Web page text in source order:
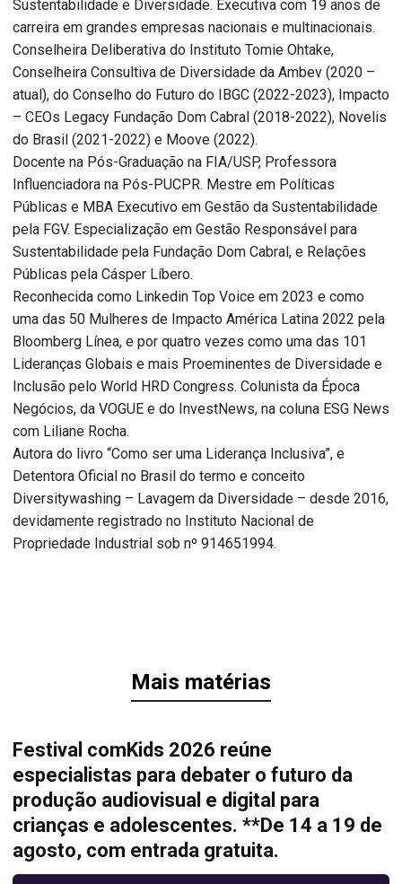
Sustentabilidade e Diversidade. Executiva com 19 anos de
carreira em grandes empresas nacionais e multinacionais.
Conselheira Deliberativa do Instituto Tomie Ohtake,
Conselheira Consultiva de Diversidade da Ambev (2020 –
atual), do Conselho do Futuro do IBGC (2022-2023), Impacto
– CEOs Legacy Fundação Dom Cabral (2018-2022), Novelis
do Brasil (2021-2022) e Moove (2022).
Docente na Pós-Graduação na FIA/USP, Professora
Influenciadora na Pós-PUCPR. Mestre em Políticas
Públicas e MBA Executivo em Gestão da Sustentabilidade
pela FGV. Especialização em Gestão Responsável para
Sustentabilidade pela Fundação Dom Cabral, e Relações
Públicas pela Cásper Líbero.
Reconhecida como Linkedin Top Voice em 2023 e como
uma das 50 Mulheres de Impacto América Latina 2022 pela
Bloomberg Línea, e por quatro vezes como uma das 101
Lideranças Globais e mais Proeminentes de Diversidade e
Inclusão pelo World HRD Congress. Colunista da Época
Negócios, da VOGUE e do InvestNews, na coluna ESG News
com Liliane Rocha.
Autora do livro “Como ser uma Liderança Inclusiva”, e
Detentora Oficial no Brasil do termo e conceito
Diversitywashing – Lavagem da Diversidade – desde 2016,
devidamente registrado no Instituto Nacional de
Propriedade Industrial sob nº 914651994.
Mais matérias
Festival comKids 2026 reúne
especialistas para debater o futuro da
produção audiovisual e digital para
crianças e adolescentes. **De 14 a 19 de
agosto, com entrada gratuita.